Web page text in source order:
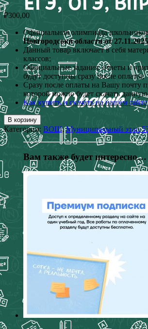
₽300,00
Официальная олимпиада
Новгородсокй области от
Данный товар включает в себя
классов;
Официальные задания, ответы и
будут доступны сразу после оплаты;
Сразу после оплаты на Вашу почту
которой можно будет скачать
Как купить и скачать на нашем
В корзину
Категории: ВОШ,Муниципальный этап
Вам также будет интересно…